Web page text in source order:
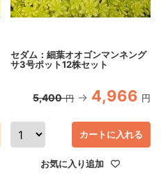
セダム：細葉オオゴンマンネング
サ3号ポット12株セット
5,400 円 4,966 円
お気に入り追加
カートに入れる